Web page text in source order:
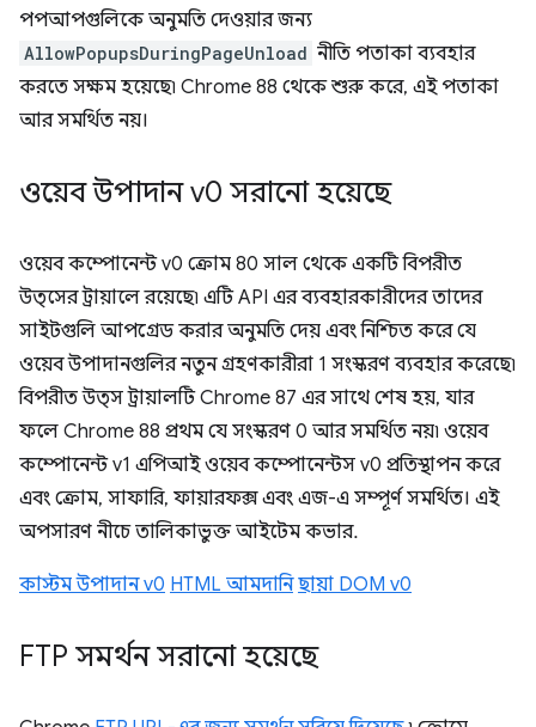
পপআপগুলিকে অনুমতি দেওয়ার জন্য
AllowPopupsDuringPageUnload নীতি পতাকা ব্যবহার
করতে সক্ষম হয়েছে৷ Chrome 88 থেকে শুরু করে, এই পতাকা
আর সমর্থিত নয়।
ওয়েব উপাদান v0 সরানো হয়েছে
ওয়েব কম্পোনেন্ট v0 ক্রোম 80 সাল থেকে একটি বিপরীত
উত্সের ট্রায়ালে রয়েছে৷ এটি API এর ব্যবহারকারীদের তাদের
সাইটগুলি আপগ্রেড করার অনুমতি দেয় এবং নিশ্চিত করে যে
ওয়েব উপাদানগুলির নতুন গ্রহণকারীরা 1 সংস্করণ ব্যবহার করেছে৷
বিপরীত উত্স ট্রায়ালটি Chrome 87 এর সাথে শেষ হয়, যার
ফলে Chrome 88 প্রথম যে সংস্করণ 0 আর সমর্থিত নয়৷ ওয়েব
কম্পোনেন্ট v1 এপিআই ওয়েব কম্পোনেন্টস v0 প্রতিস্থাপন করে
এবং ক্রোম, সাফারি, ফায়ারফক্স এবং এজ-এ সম্পূর্ণ সমর্থিত। এই
অপসারণ নীচে তালিকাভুক্ত আইটেম কভার.
কাস্টম উপাদান v0 HTML আমদানি ছায়া DOM v0
FTP সমর্থন সরানো হয়েছে